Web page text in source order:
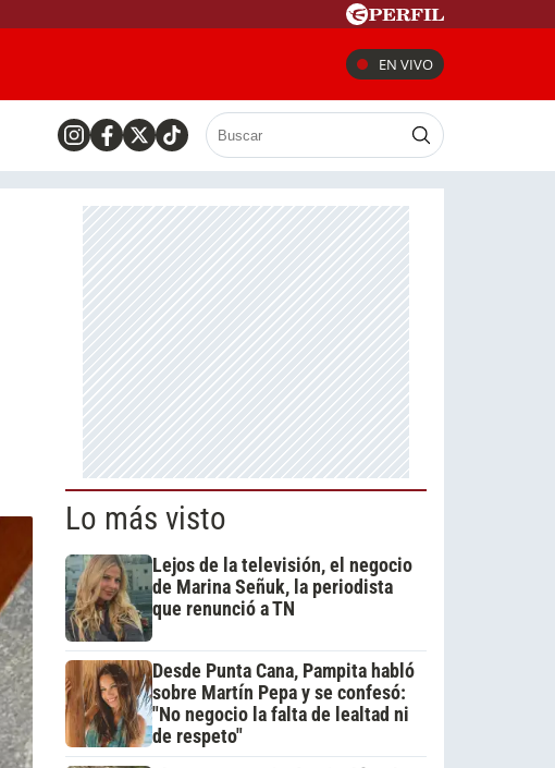
EN VIVO
Lo más visto
Lejos de la televisión, el negocio
de Marina Señuk, la periodista
que renunció a TN
Desde Punta Cana, Pampita habló
sobre Martín Pepa y se confesó:
"No negocio la falta de lealtad ni
de respeto"